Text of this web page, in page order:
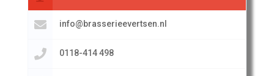
info@brasserieevertsen.nl
0118-414 498